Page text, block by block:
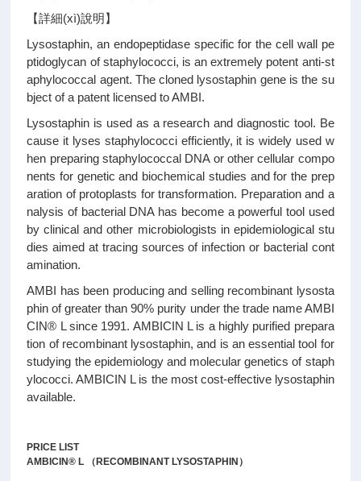
【詳細(xì)說明】
Lysostaphin, an endopeptidase specific for the cell wall pe
ptidoglycan of staphylococci, is an extremely potent anti-st
aphylococcal agent. The cloned lysostaphin gene is the su
bject of a patent licensed to AMBI.
Lysostaphin is used as a research and diagnostic tool. Be
cause it lyses staphylococci efficiently, it is widely used w
hen preparing staphylococcal DNA or other cellular compo
nents for genetic and biochemical studies and for the prep
aration of protoplasts for transformation. Preparation and a
nalysis of bacterial DNA has become a powerful tool used
by clinical and other microbiologists in epidemiological stu
dies aimed at tracing sources of infection or bacterial cont
amination.
AMBI has been producing and selling recombinant lysosta
phin of greater than 90% purity under the trade name AMBI
CIN® L since 1991. AMBICIN L is a highly purified prepara
tion of recombinant lysostaphin, and is an essential tool for
studying the epidemiology and molecular genetics of staph
ylococci. AMBICIN L is the most cost-effective lysostaphin
available.
PRICE LIST
AMBICIN® L （RECOMBINANT LYSOSTAPHIN）